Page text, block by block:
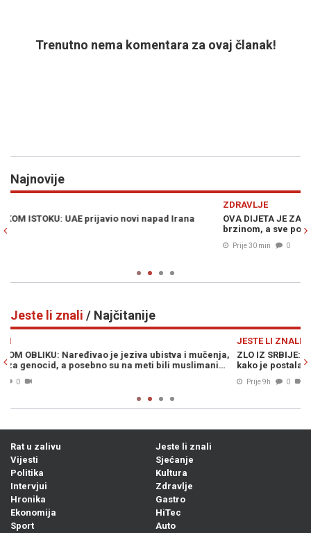
Trenutno nema komentara za ovaj članak!
Najnovije
OVA DIJETA JE ZALUDJELA SVIJET: Kilogrami se tope velikom
Jeste li znali / Najčitanije
ZLO IZ SRBIJE: Od ruke ove žene umirali su kao pokošeni, evo
kako je postala prvi masovni ubica u regiji…
Prije 9h
Rat u zalivu
Vijesti
Politika
Intervjui
Hronika
Ekonomija
Sport
Jeste li znali
Sjećanje
Kultura
Zdravlje
Gastro
HiTec
Auto